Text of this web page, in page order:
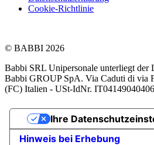
Cookie-Richtlinie
© BABBI 2026
Babbi SRL Unipersonale unterliegt der
Babbi GROUP SpA. Via Caduti di via
(FC) Italien - USt-IdNr. IT04149040406
Hinweis bei Erhebung
Ihre